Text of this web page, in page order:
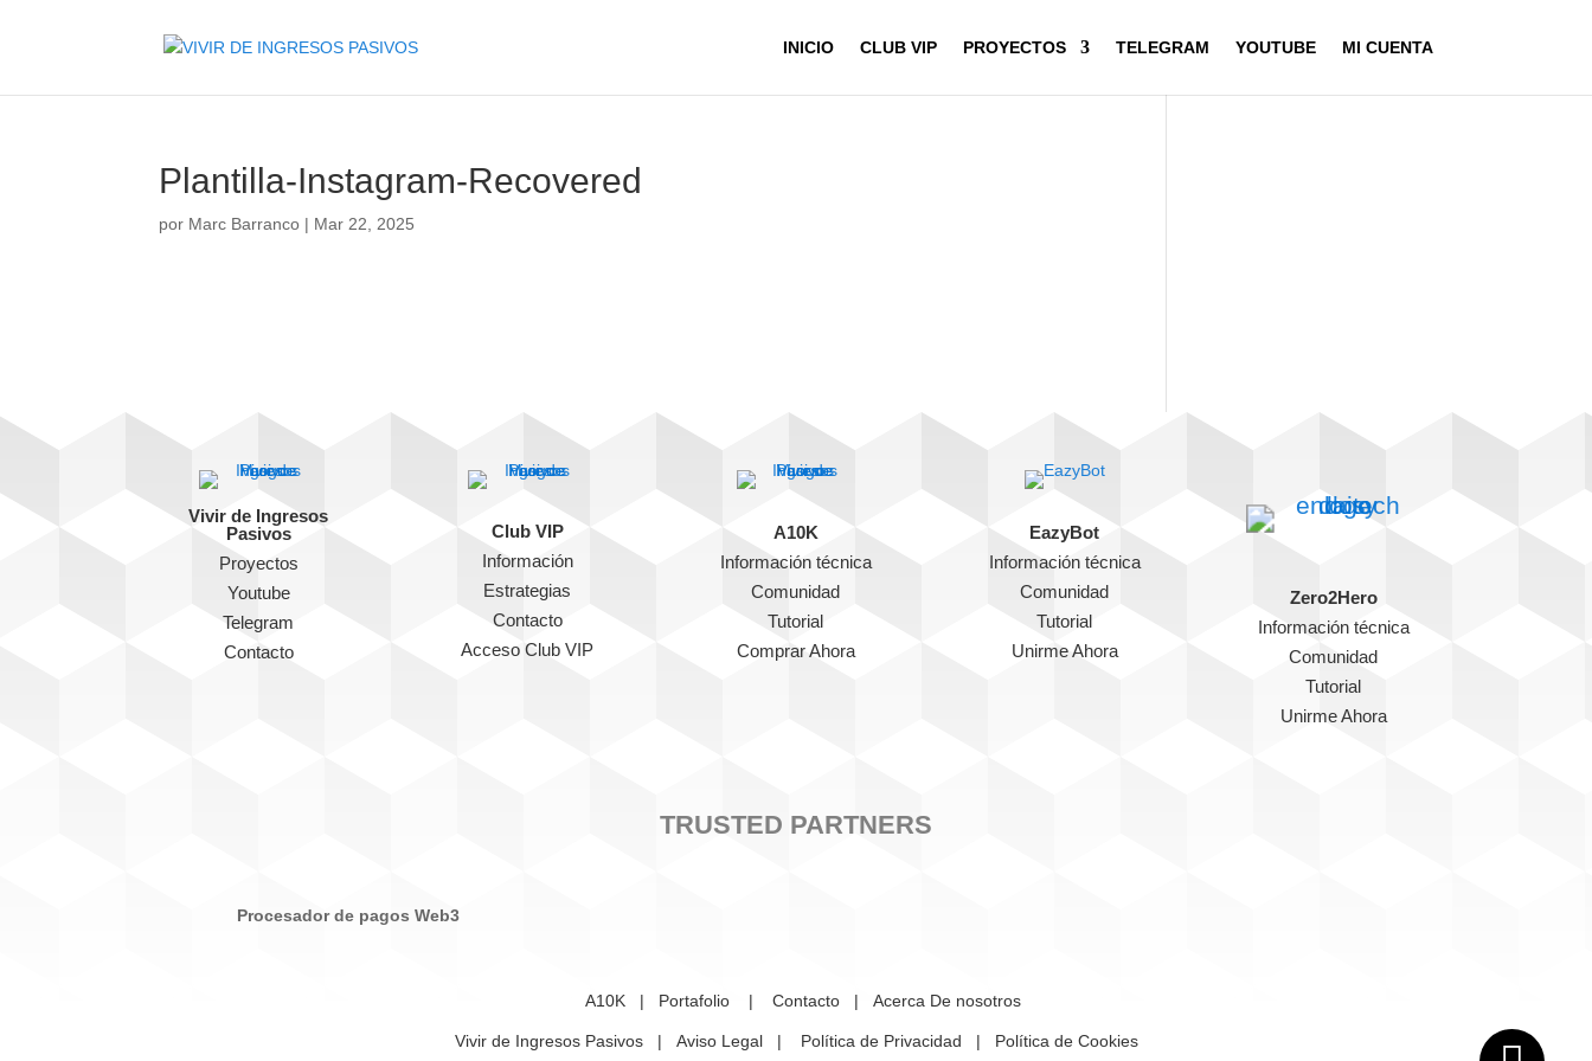
INICIO CLUB VIP PROYECTOS TELEGRAM YOUTUBE MI CUENTA
Plantilla-Instagram-Recovered
por Marc Barranco | Mar 22, 2025
Vivir de Ingresos
Pasivos
Proyectos
Youtube
Telegram
Contacto
Club VIP
Información
Estrategias
Contacto
Acceso Club VIP
A10K
Información técnica
Comunidad
Tutorial
Comprar Ahora
EazyBot
Información técnica
Comunidad
Tutorial
Unirme Ahora
Zero2Hero
Información técnica
Comunidad
Tutorial
Unirme Ahora
TRUSTED PARTNERS
Procesador de pagos Web3
A10K | Portafolio | Contacto | Acerca De nosotros
Vivir de Ingresos Pasivos| Aviso Legal | Política de Privacidad | Política de Cookies